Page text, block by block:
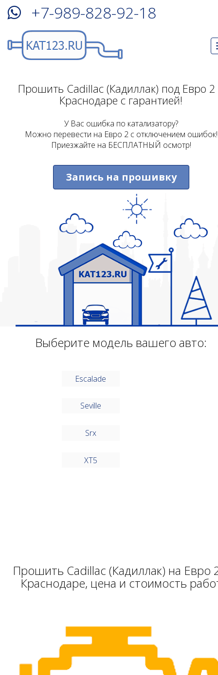
+7-989-828-92-18
Прошить Cadillac (Кадиллак) под Евро 2
Краснодаре с гарантией!
У Вас ошибка по катализатору?
Можно перевести на Евро 2 с отключением ошибок!
Приезжайте на БЕСПЛАТНЫЙ осмотр!
Запись на прошивку
Выберите модель вашего авто:
Escalade
Seville
Srx
XT5
Прошить Cadillac (Кадиллак) на Евро
Краснодаре, цена и стоимость